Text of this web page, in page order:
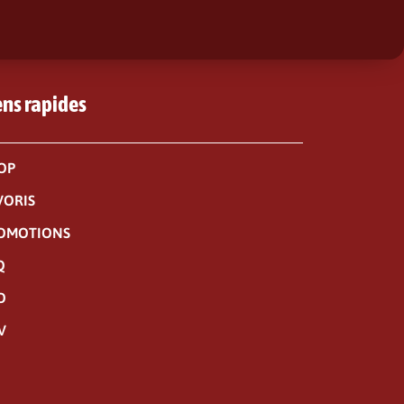
rapides